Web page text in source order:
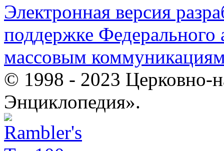
Электронная версия
поддержке Федерального
массовым
© 1998 - 2023 Церковно-
Энциклопедия».